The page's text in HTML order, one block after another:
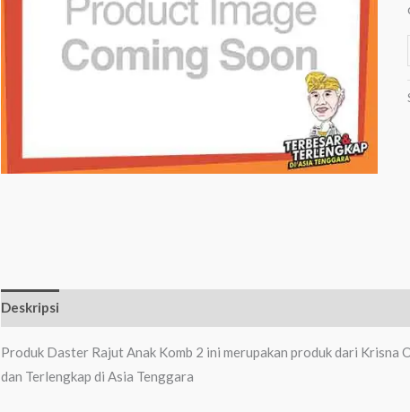
Deskripsi
Produk Daster Rajut Anak Komb 2 ini merupakan produk dari Krisna
dan Terlengkap di Asia Tenggara